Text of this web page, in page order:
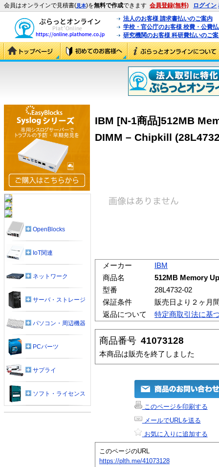
会員はオンラインで見積書(見本)を無料で作成できます 会員登録(無料) ログイン
法人のお客様 請求書払いのご案内
学校・官公庁のお客様 校費・公費
研究機関のお客様 科研費払いのご
IBM [N-1商品]512MB
DIMM – Chipkill
メーカー
IBM
商品名
512MB Memory
型番
28L4732-02
保証条件
販売日より２ヶ月
返品について
特定商取引法に基
商品番号 41073128
本商品は販売を終了しました
このページを印刷する
メールでURLを送る
お気に入りに追加する
このページのURL
https://plth.me/41073128
OpenBlocks
IoT関連
ネットワーク
サーバ・ストレージ
パソコン・周辺機器
PCパーツ
サプライ
ソフト・ライセンス